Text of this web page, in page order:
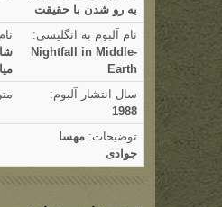
به رو شدن با حقیقت
نام آلبوم به انگلیسی:
Nightfall in Middle-
Earth
سال انتشار آلبوم:
1988
توضیحات: مهسا
جوادی